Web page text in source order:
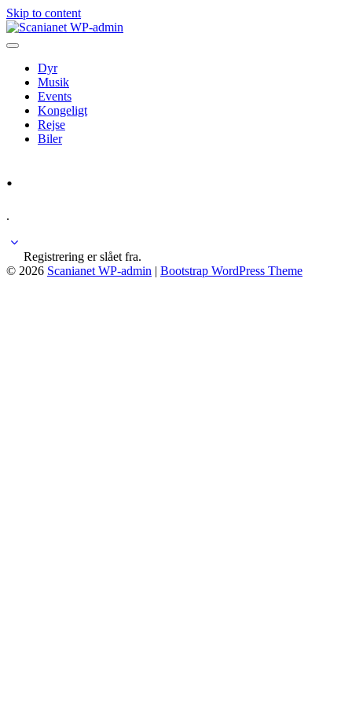
Skip to content
Dyr
Musik
Events
Kongeligt
Rejse
Biler
.
.
Registrering er slået fra.
© 2026 Scanianet WP-admin | Bootstrap WordPress Theme